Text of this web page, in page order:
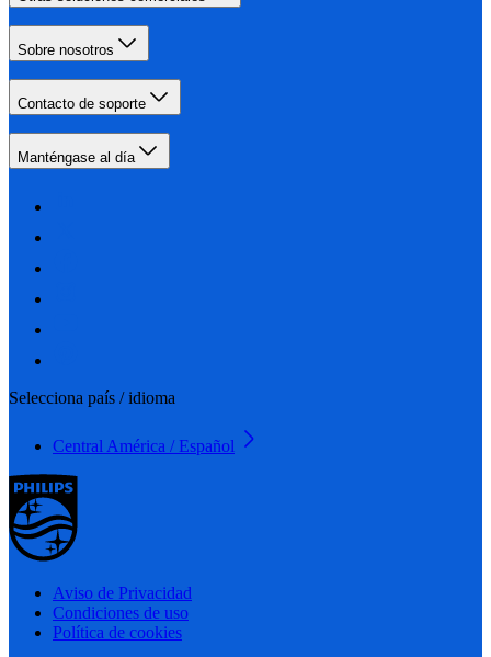
Sobre nosotros
Contacto de soporte
Manténgase al día
Selecciona país / idioma
Central América / Español
Aviso de Privacidad
Condiciones de uso
Política de cookies